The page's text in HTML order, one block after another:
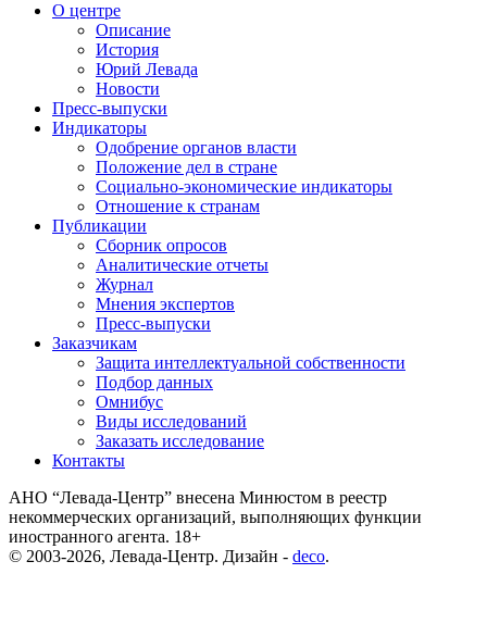
О центре
Описание
История
Юрий Левада
Новости
Пресс-выпуски
Индикаторы
Одобрение органов власти
Положение дел в стране
Социально-экономические индикаторы
Отношение к странам
Публикации
Сборник опросов
Аналитические отчеты
Журнал
Мнения экспертов
Пресс-выпуски
Заказчикам
Защита интеллектуальной собственности
Подбор данных
Омнибус
Виды исследований
Заказать исследование
Контакты
АНО “Левада-Центр” внесена Минюстом в реестр
некоммерческих организаций, выполняющих функции
иностранного агента. 18+
© 2003-2026, Левада-Центр. Дизайн - deco.